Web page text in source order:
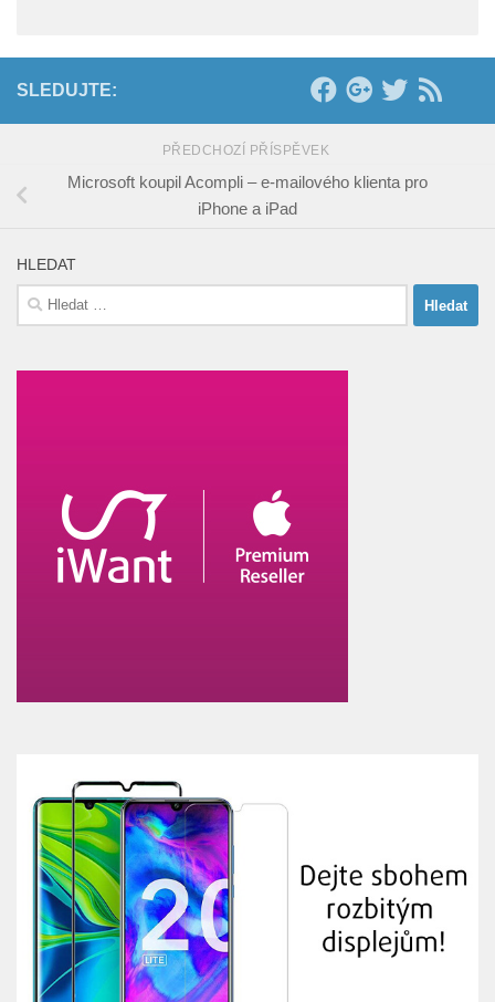
SLEDUJTE:
PŘEDCHOZÍ PŘÍSPĚVEK
Microsoft koupil Acompli – e-mailového klienta pro
iPhone a iPad
HLEDAT
Vyhledávání